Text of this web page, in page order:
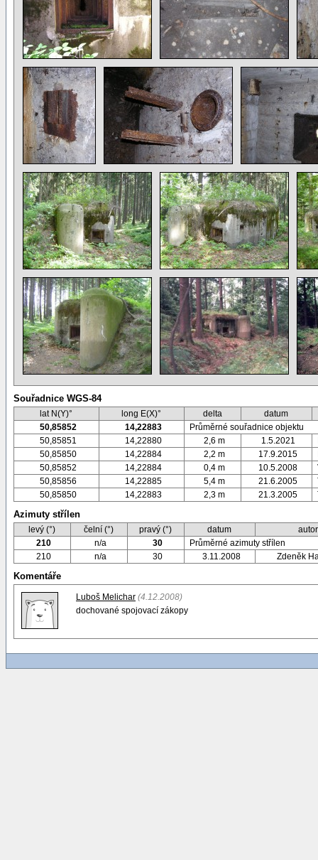
Souřadnice WGS-84
lat N(Y)° long E(X)° delta
datum
50,85852
14,22883
Průměrné souřadnice objektu
50,85851
14,22880 2,6 m 1.5.2021
50,85850
14,22884 2,2 m 17.9.2015
50,85852
14,22884 0,4 m 10.5.2008
50,85856
14,22885 5,4 m 21.6.2005
50,85850
14,22883 2,3 m 21.3.2005
Azimuty střílen
levý (°) čelní (°) pravý (°) datum
autor
210
n/a 30
Průměrné azimuty střílen
210
n/a 30 3.11.2008 Zdeněk
Komentáře
Luboš Melichar (4.12.2008)
dochované spojovací zákopy